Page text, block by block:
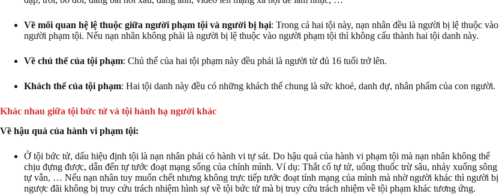
Về mối quan hệ lệ thuộc giữa người phạm tội và người bị hại: Trong cả hai tội này, nạn nhân đều là người bị lệ thuộc vào
người phạm tội. Nếu nạn nhân không phải là người bị lệ thuộc vào người phạm tội thì không cấu thành hai tội danh này.
Về chủ thể của tội phạm: Chủ thể của hai tội phạm này đều phải là người từ đủ 16 tuổi trở lên.
Khách thể của tội phạm: Hai tội danh này đều có những khách thể chung là sức khoẻ, danh dự, nhân phẩm của con người.
Khác nhau giữa tội bức tử và tội hành hạ người khác
Về hậu quả của hành vi phạm tội:
Ở tội bức tử, dấu hiệu định tội là nạn nhân phải có hành vi tự sát. Do hậu quả của hành vi phạm tội mà nạn nhân không thể
chịu đựng được, dẫn đến tự tước đoạt mạng sống của chính mình. Ví dụ: Thắt cổ tự tử, uống thuốc trừ sâu, nhảy xuống sông
tự vẫn, … Nếu nạn nhân tuy muốn chết nhưng không trực tiếp tước đoạt tính mạng của mình mà nhờ người khác thì người bị
ngược đãi không bị truy cứu trách nhiệm hình sự về tội bức tử mà bị truy cứu trách nhiệm về tội phạm khác tương ứng.